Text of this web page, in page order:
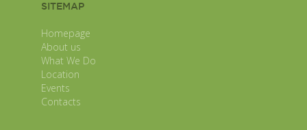
SITEMAP
Homepage
About us
What We Do
Location
Events
Contacts